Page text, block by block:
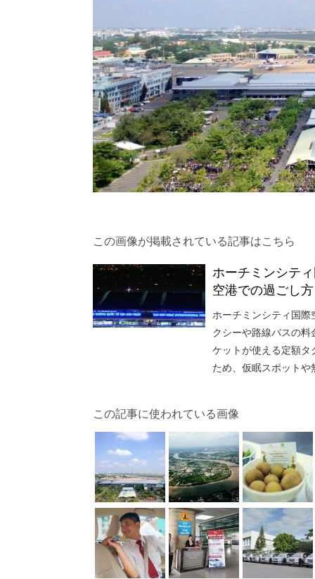
この画像が掲載されている記事はこちら
ホーチミンシテ
空港での過ごし
ホーチミンシティ国
クシーや路線バスの
ケットが使える定額タ
ため、仮眠スポット
この記事に使われている画像